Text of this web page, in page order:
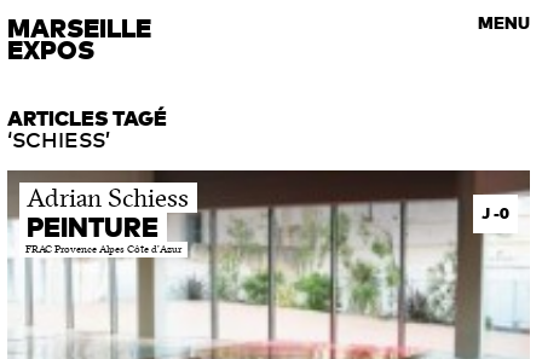
MARSEILLE
EXPOS
MENU
VISITES GUIDÉES
Les rendez-vous de l’art contemporain
ARTICLES TAGÉ
‘SCHIESS’
Adrian Schiess
PEINTURE
FRAC Provence Alpes Côte d’Azur
J -0